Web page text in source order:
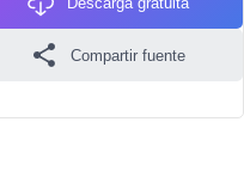
Compartir fuente